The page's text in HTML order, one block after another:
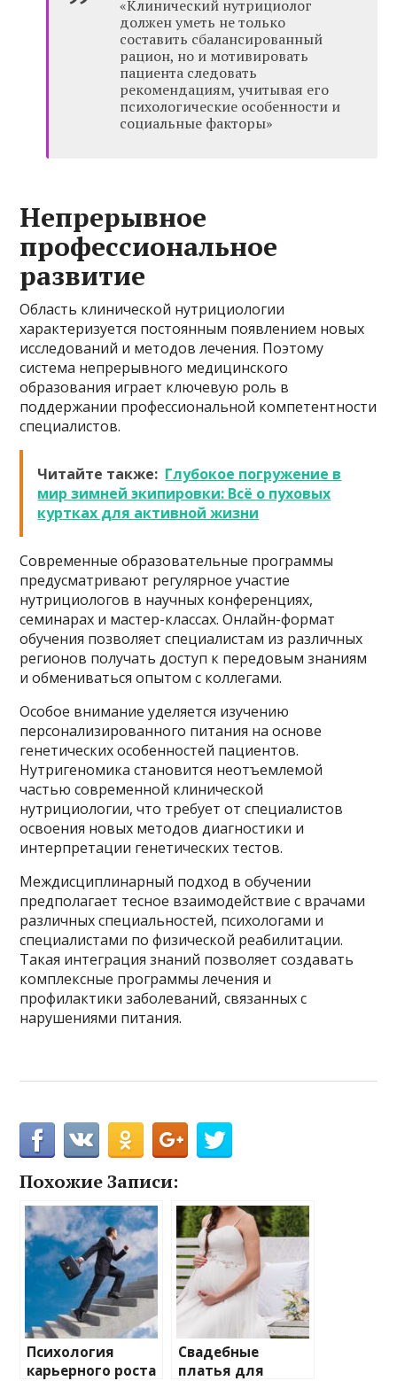
«Клинический нутрициолог
должен уметь не только
составить сбалансированный
рацион, но и мотивировать
пациента следовать
рекомендациям, учитывая его
психологические особенности и
социальные факторы»
Непрерывное
профессиональное
развитие
Область клинической нутрициологии
характеризуется постоянным появлением новых
исследований и методов лечения. Поэтому
система непрерывного медицинского
образования играет ключевую роль в
поддержании профессиональной компетентности
специалистов.
Читайте также: Глубокое погружение в
мир зимней экипировки: Всё о пуховых
куртках для активной жизни
Современные образовательные программы
предусматривают регулярное участие
нутрициологов в научных конференциях,
семинарах и мастер-классах. Онлайн-формат
обучения позволяет специалистам из различных
регионов получать доступ к передовым знаниям
и обмениваться опытом с коллегами.
Особое внимание уделяется изучению
персонализированного питания на основе
генетических особенностей пациентов.
Нутригеномика становится неотъемлемой
частью современной клинической
нутрициологии, что требует от специалистов
освоения новых методов диагностики и
интерпретации генетических тестов.
Междисциплинарный подход в обучении
предполагает тесное взаимодействие с врачами
различных специальностей, психологами и
специалистами по физической реабилитации.
Такая интеграция знаний позволяет создавать
комплексные программы лечения и
профилактики заболеваний, связанных с
нарушениями питания.
Похожие Записи:
Психология
карьерного роста
Свадебные
платья для